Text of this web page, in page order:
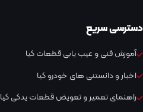
دسترسی سریع
آموزش فنی و عیب یابی قطعات کیا
اخبار و دانستنی های خودرو کیا
راهنمای تعمیر و تعویض قطعات یدکی کیا